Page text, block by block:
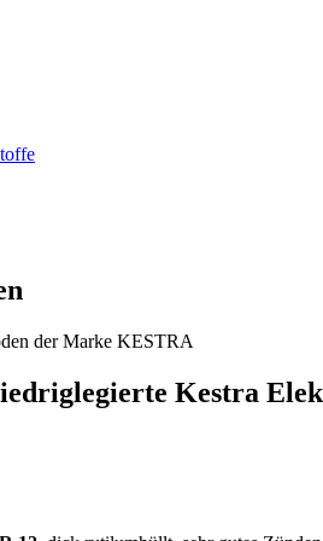
der Marke KESTRA
Kestra